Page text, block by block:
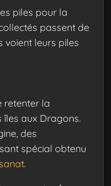
piles pour la
passent de
voient leurs piles
retenter la
îles aux Dragons.
des
spécial obtenu
.